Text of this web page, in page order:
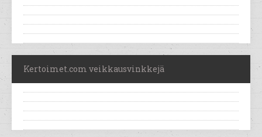
Kertoimet.com veikkausvinkkejä